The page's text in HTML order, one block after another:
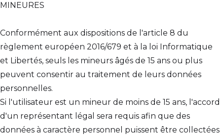
MINEURES
Conformément aux dispositions de l'article 8 du
règlement européen 2016/679 et à la loi Informatique
et Libertés, seuls les mineurs âgés de 15 ans ou plus
peuvent consentir au traitement de leurs données
personnelles.
Si l'utilisateur est un mineur de moins de 15 ans, l'accord
d'un représentant légal sera requis afin que des
données à caractère personnel puissent être collectées